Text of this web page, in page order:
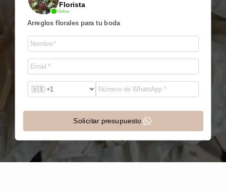
Online
Florista
Arreglos florales para tu boda
Solicitar presupuesto